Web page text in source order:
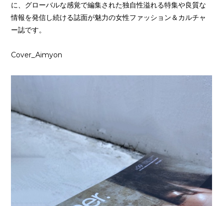
に、グローバルな感覚で編集された独自性溢れる特集や良質な
情報を発信し続ける誌面が魅力の女性ファッション＆カルチャ
ー誌です。
Cover_Aimyon